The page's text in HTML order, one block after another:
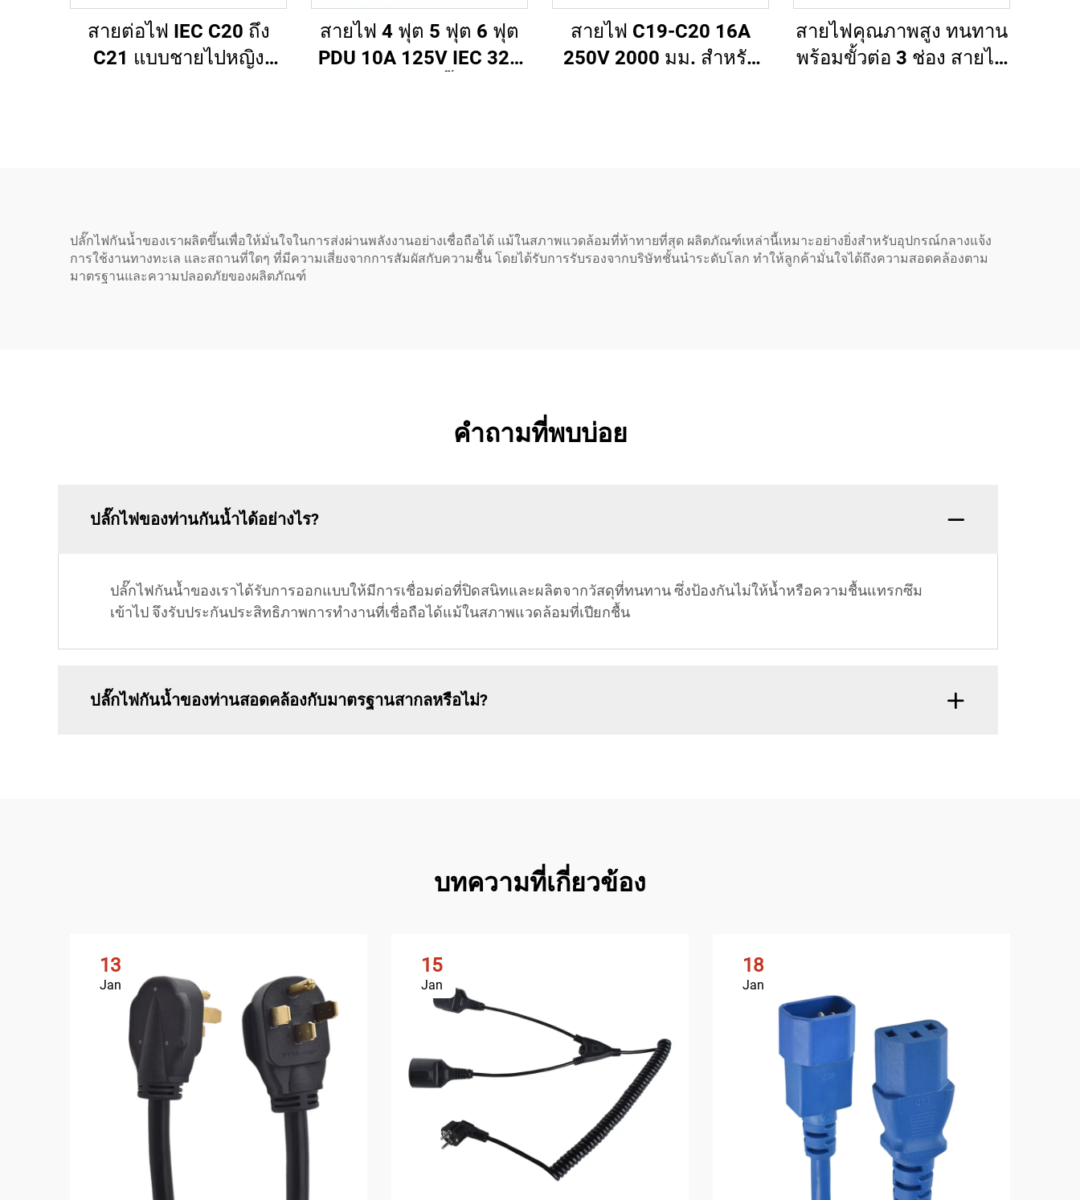
สายต่อไฟ IEC C20 ถึง
C21 แบบชายไปหญิง
สายไฟ 4 ฟุต 5 ฟุต 6 ฟุต
PDU 10A 125V IEC 320
สายไฟ C19-C20 16A
250V 2000 มม. สำหรับ
สายไฟคุณภาพสูง ทนทาน
พร้อมขั้วต่อ 3 ช่อง สายไฟ
ปลั๊กไฟกันน้ำของเราผลิตขึ้นเพื่อให้มั่นใจในการส่งผ่านพลังงานอย่างเชื่อถือได้ แม้ในสภาพแวดล้อมที่ท้าทายที่สุด ผลิตภัณฑ์เหล่านี้เหมาะอย่างยิ่งสำหรับอุปกรณ์กลางแจ้ง
การใช้งานทางทะเล และสถานที่ใดๆ ที่มีความเสี่ยงจากการสัมผัสกับความชื้น โดยได้รับการรับรองจากบริษัทชั้นนำระดับโลก ทำให้ลูกค้ามั่นใจได้ถึงความสอดคล้องตาม
มาตรฐานและความปลอดภัยของผลิตภัณฑ์
คำถามที่พบบ่อย
ปลั๊กไฟของท่านกันน้ำได้อย่างไร?
ปลั๊กไฟกันน้ำของเราได้รับการออกแบบให้มีการเชื่อมต่อที่ปิดสนิทและผลิตจากวัสดุที่ทนทาน ซึ่งป้องกันไม่ให้น้ำหรือความชื้นแทรกซึม
เข้าไป จึงรับประกันประสิทธิภาพการทำงานที่เชื่อถือได้แม้ในสภาพแวดล้อมที่เปียกชื้น
ปลั๊กไฟกันน้ำของท่านสอดคล้องกับมาตรฐานสากลหรือไม่?
บทความที่เกี่ยวข้อง
13
Jan
15
Jan
18
Jan